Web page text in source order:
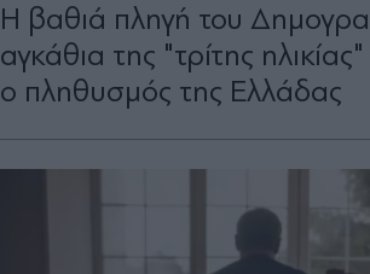
Η βαθιά πληγή του
αγκάθια της "τρίτης
ο πληθυσμός της Ελλάδας